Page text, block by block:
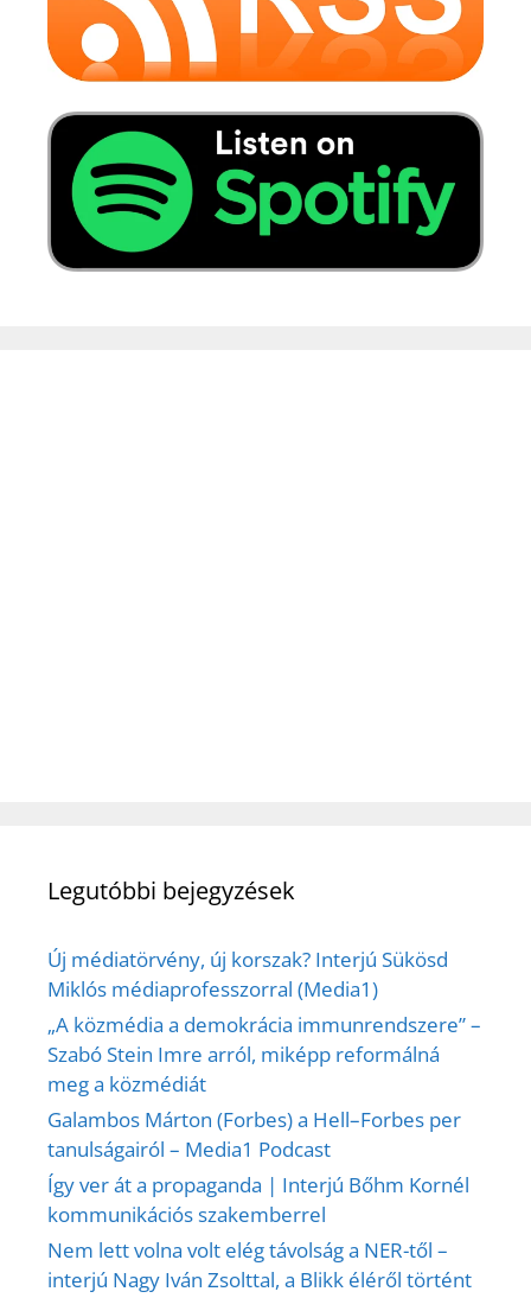
Legutóbbi bejegyzések
Új médiatörvény, új korszak? Interjú Sükösd
Miklós médiaprofesszorral (Media1)
„A közmédia a demokrácia immunrendszere” –
Szabó Stein Imre arról, miképp reformálná
meg a közmédiát
Galambos Márton (Forbes) a Hell–Forbes per
tanulságairól – Media1 Podcast
Így ver át a propaganda | Interjú Bőhm Kornél
kommunikációs szakemberrel
Nem lett volna volt elég távolság a NER-től –
interjú Nagy Iván Zsolttal, a Blikk éléről történt